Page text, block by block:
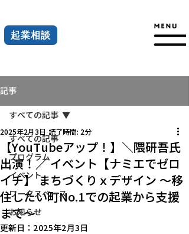
起業相談
記事
すべての記事
プログラム
イベント
ワークスペース
お知らせ
すべての記事
【YouTubeアップ！】＼隈研吾氏
出演！／ イベント【ナミエでゼロ
イチ】 まちづくりｘデザイン ～移
住したい町No.1での起業から支援
まで～
2025年2月3日 読了時間: 2分
更新日： 2025年2月3日